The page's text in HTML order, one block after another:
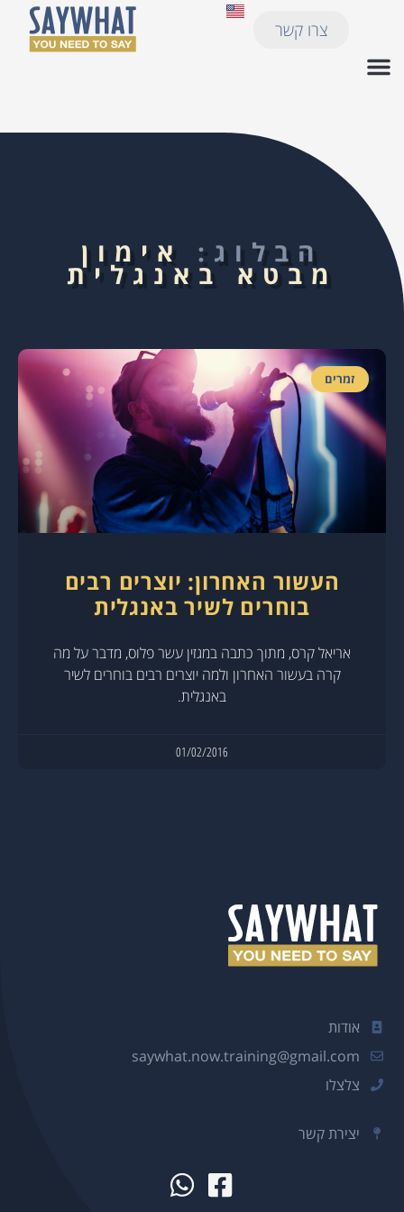
צרו קשר
הבלוג: אימון
מבטא באנגלית
זמרים
העשור האחרון: יוצרים רבים
בוחרים לשיר באנגלית
אריאל קרס, מתוך כתבה במגזין עשר פלוס, מדבר על מה
קרה בעשור האחרון ולמה יוצרים רבים בוחרים לשיר
באנגלית.
01/02/2016
אודות
saywhat.now.training@gmail.com
צלצלו
יצירת קשר